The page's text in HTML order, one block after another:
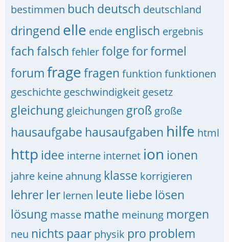
bestimmen buch deutsch deutschland
dringend elle ende englisch ergebnis
fachfalsch fehlerfolgeforformel
forumfragefragen funktion funktionen
geschichte geschwindigkeit gesetz
gleichung gleichungen groß große
hausaufgabe hausaufgaben hilfe html
http idee interne internet ion ionen
jahre keine ahnung klasse korrigieren
lehrer ler lernen leute liebe lösen
lösung masse mathe meinung morgen
neu nichts paar physik pro problem